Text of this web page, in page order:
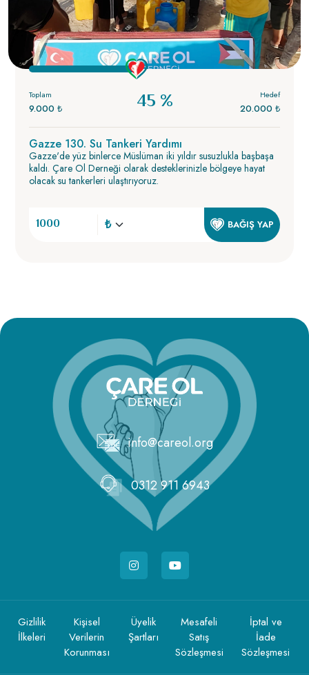
Toplam
9.000 ₺ 45 % Hedef
20.000 ₺
Gazze 130. Su Tankeri Yardımı
Gazze'de yüz binlerce Müslüman iki yıldır susuzlukla başbaşa
kaldı. Çare Ol Derneği olarak desteklerinizle bölgeye hayat
olacak su tankerleri ulaştırıyoruz.
BAĞIŞ YAP
info@careol.org
0312 911 6943
Gizlilik
İlkeleri
Kişisel
Verilerin
Korunması
Üyelik
Şartları
Mesafeli
Satış
Sözleşmesi
İptal ve
İade
Sözleşmesi